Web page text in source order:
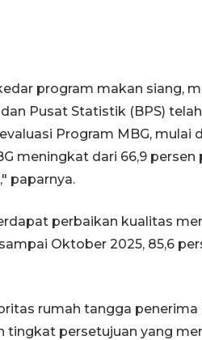
program makan siang,
Pusat Statistik (BPS)
Program MBG, mulai
meningkat dari 66,9
paparnya.
perbaikan kualitas
Oktober 2025, 85,6
rumah tangga
tingkat persetujuan yang